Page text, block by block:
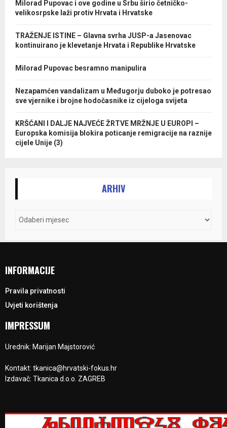
Milorad Pupovac i ove godine u Srbu širio četničko-
velikosrpske laži protiv Hrvata i Hrvatske
TRAŽENJE ISTINE – Glavna svrha JUSP-a Jasenovac
kontinuirano je klevetanje Hrvata i Republike Hrvatske
Milorad Pupovac besramno manipulira
Nezapamćen vandalizam u Međugorju duboko je potresao
sve vjernike i brojne hodočasnike iz cijeloga svijeta
KRŠĆANI I DALJE NAJVEĆE ŽRTVE MRŽNJE U EUROPI –
Europska komisija blokira poticanje remigracije na raznije
cijele Unije (3)
ARHIV
INFORMACIJE
Pravila privatnosti
Uvjeti korištenja
IMPRESSUM
Urednik: Marijan Majstorović
Kontakt: tkanica@hrvatski-fokus.hr
Izdavač: Tkanica d.o.o. ZAGREB